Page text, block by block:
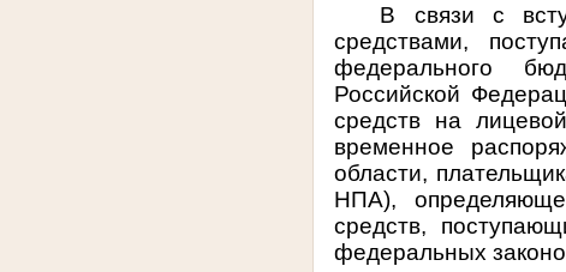
В связи с
средствами,
федерального
Российской
средств на
временное
области,
НПА),
средств,
федеральных